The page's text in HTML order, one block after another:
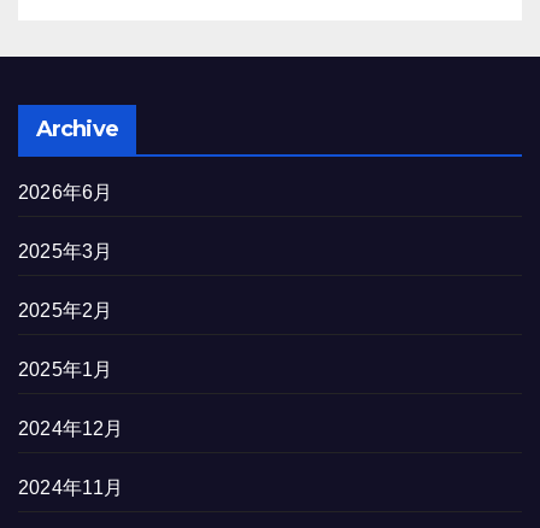
Archive
2026年6月
2025年3月
2025年2月
2025年1月
2024年12月
2024年11月